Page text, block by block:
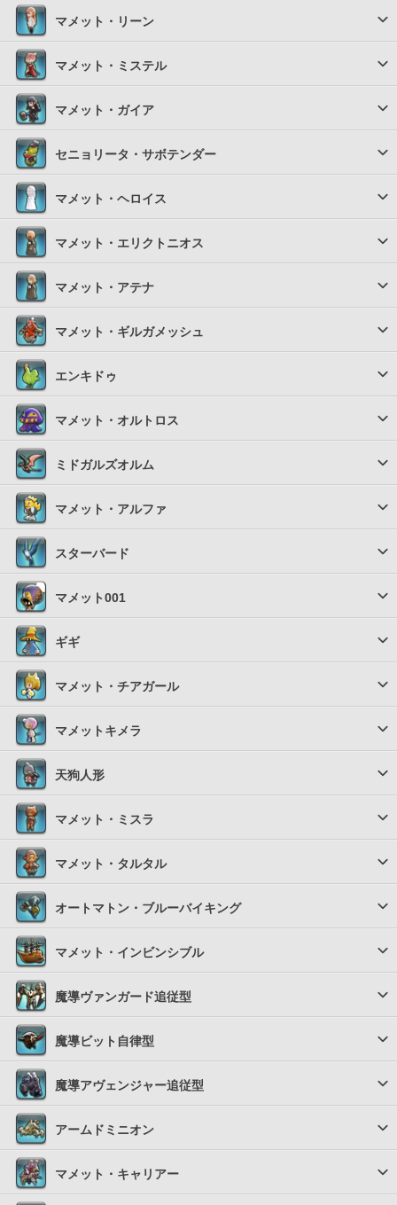
マメット・リーン
マメット・ミステル
マメット・ガイア
セニョリータ・サボテンダー
マメット・ヘロイス
マメット・エリクトニオス
マメット・アテナ
マメット・ギルガメッシュ
エンキドゥ
マメット・オルトロス
ミドガルズオルム
マメット・アルファ
スターバード
マメット001
ギギ
マメット・チアガール
マメットキメラ
天狗人形
マメット・ミスラ
マメット・タルタル
オートマトン・ブルーバイキング
マメット・インビンシブル
魔導ヴァンガード追従型
魔導ビット自律型
魔導アヴェンジャー追従型
アームドミニオン
マメット・キャリアー